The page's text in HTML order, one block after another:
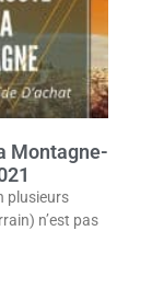
Montagne-
plusieurs
n’est pas